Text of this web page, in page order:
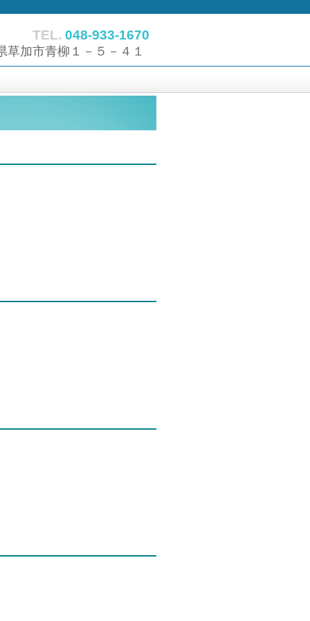
TEL. 048-933-1670
草加市青柳１－５－４１